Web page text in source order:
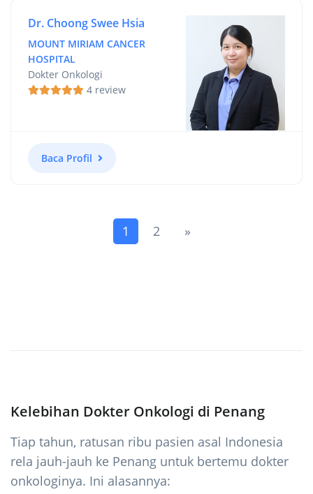
Dr. Choong Swee Hsia
MOUNT MIRIAM CANCER
HOSPITAL
Dokter Onkologi
4 review
Baca Profil
1 (current)
2 »Next
Kelebihan Dokter Onkologi di Penang
Tiap tahun, ratusan ribu pasien asal Indonesia
rela jauh-jauh ke Penang untuk bertemu dokter
onkologinya. Ini alasannya: